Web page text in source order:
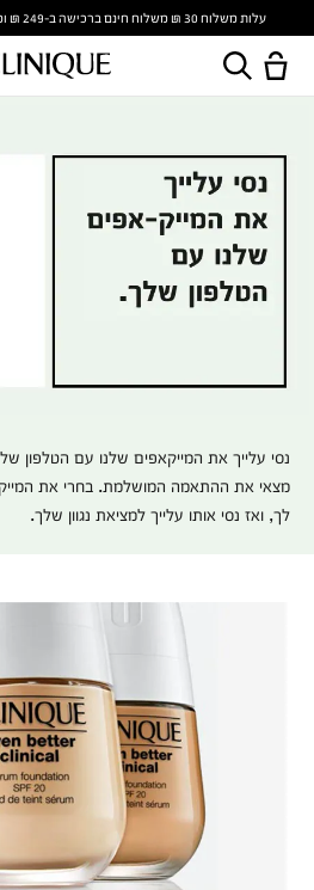
עלות משלוח 30 ₪ משלוח חינם ברכישה ב-249 ₪ ומעלה | עד 14 ימי עסקים
נסי עלייך את המייקאפים שלנו עם הטלפון
מצאי את ההתאמה המושלמת. בחרי את
לך, ואז נסי אותו עלייך למציאת נגוון שלך.